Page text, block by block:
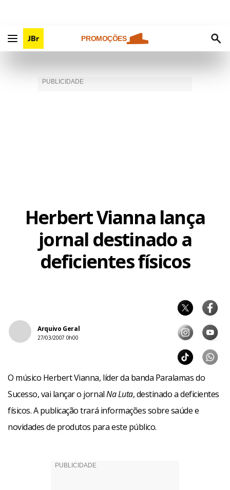
PROMOÇÕES
Herbert Vianna lança
jornal destinado a
deficientes físicos
Arquivo Geral
27/03/2007 0h00
O músico Herbert Vianna, líder da banda Paralamas do
Sucesso, vai lançar o jornalNa Luta, destinado a deficientes
físicos. A publicação trará informações sobre saúde e
novidades de produtos para este público.